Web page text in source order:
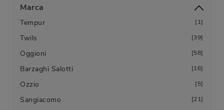
Marca
Tempur 1
Twils 39
Oggioni 58
Barzaghi Salotti 16
Ozzio 5
Sangiacomo 21